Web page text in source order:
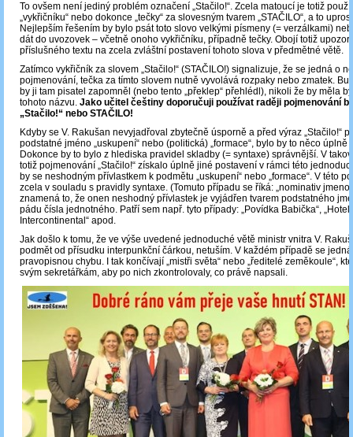
To ovšem není jediný problém označení „Stačilo!“. Zcela matoucí je totiž
„vykřičníku“ nebo dokonce „tečky“ za slovesným tvarem „STAČILO“, a to
Nejlepším řešením by bylo psát toto slovo velkými písmeny (= verzálkami)
dát do uvozovek – včetně onoho vykřičníku, případně tečky. Obojí totiž
příslušného textu na zcela zvláštní postavení tohoto slova v předmětné větě.
Zatímco vykřičník za slovem „Stačilo!“ (STAČILO!) signalizuje, že se jedná o
pojmenování, tečka za tímto slovem nutně vyvolává rozpaky nebo zmatek.
by ji tam pisatel zapomněl (nebo tento „překlep“ přehlédl), nikoli že by měla
tohoto názvu. Jako učitel češtiny doporučuji používat raději pojmenování
„Stačilo!“ nebo STAČILO!
Kdyby se V. Rakušan nevyjadřoval zbytečně úsporně a před výraz „Stačilo!“
podstatné jméno „uskupení“ nebo (politická) „formace“, bylo by to něco úplně
Dokonce by to bylo z hlediska pravidel skladby (= syntaxe) správnější. V
totiž pojmenování „Stačilo!“ získalo úplně jiné postavení v rámci této
by se neshodným přívlastkem k podmětu „uskupení“ nebo „formace“. V této
zcela v souladu s pravidly syntaxe. (Tomuto případu se říká: „nominativ
znamená to, že onen neshodný přívlastek je vyjádřen tvarem podstatného
pádu čísla jednotného. Patří sem např. tyto případy: „Povídka Babička“, „Hotel
Intercontinental“ apod.
Jak došlo k tomu, že ve výše uvedené jednoduché větě ministr vnitra V.
podmět od přísudku interpunkční čárkou, netuším. V každém případě se
pravopisnou chybu. I tak končívají „mistři světa“ nebo „ředitelé zeměkoule“,
svým sekretářkám, aby po nich zkontrolovaly, co právě napsali.